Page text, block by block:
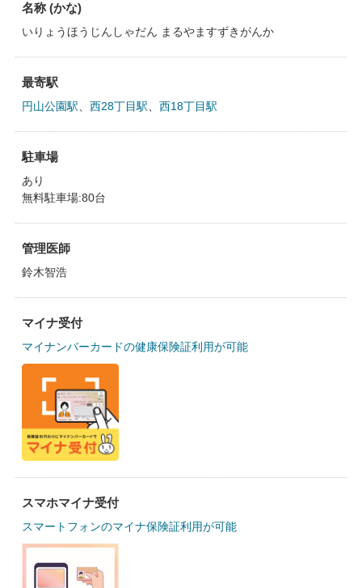
名称 (かな)
いりょうほうじんしゃだん まるやますずきがんか
最寄駅
円山公園駅 西28丁目駅 西18丁目駅
駐車場
あり
無料駐車場:80台
管理医師
鈴木智浩
マイナ受付
マイナンバーカードの健康保険証利用が可能
スマホマイナ受付
スマートフォンのマイナ保険証利用が可能